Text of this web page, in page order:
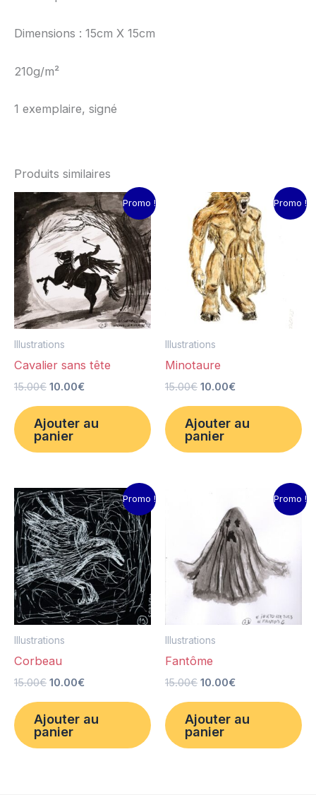
Dimensions : 15cm X 15cm
210g/m²
1 exemplaire, signé
Produits similaires
Promo !
Illustrations
Cavalier sans tête
15.00€
Le
prix
initial
était :
15.00€.
10.00€
Le
prix
actuel
est :
10.00€.
Ajouter au
panier
Promo !
Illustrations
Minotaure
15.00€
Le
prix
initial
était :
15.00€.
10.00€
Le
prix
actuel
est :
10.00€.
Ajouter au
panier
Promo !
Illustrations
Corbeau
15.00€
Le
prix
initial
était :
15.00€.
10.00€
Le
prix
actuel
est :
10.00€.
Ajouter au
panier
Promo !
Illustrations
Fantôme
15.00€
initial
était :
15.00€.
10.00€
prix
actuel
est :
10.00€.
Ajouter au
panier